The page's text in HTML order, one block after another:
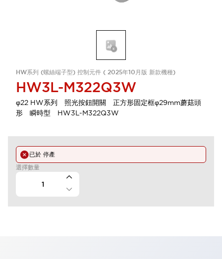
HW系列 (螺絲端子型) 控制元件 ( 2025年10月版 新款機種)
HW3L-M322Q3W
φ22 HW系列 照光按鈕開關 正方形固定框φ29mm蘑菇頭
形 瞬時型 HW3L-M322Q3W
已於 停產
選擇數量